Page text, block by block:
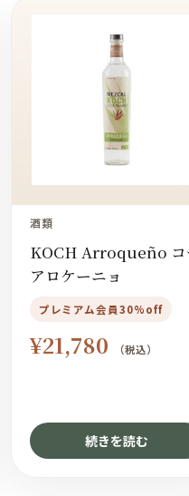
酒類
KOCH Arroqueño コ
アロケーニョ
プレミアム会員30%off
¥21,780 （税込）
続きを読む